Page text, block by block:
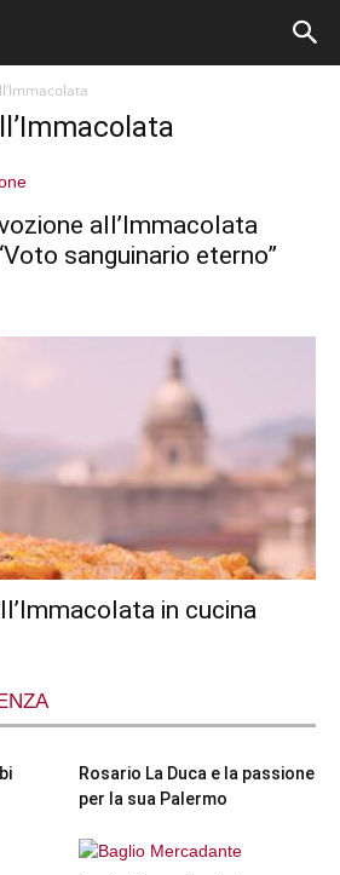
all’Immacolata
sanguinario eterno”
in cucina
Rosario La Duca e la passione
per la sua Palermo